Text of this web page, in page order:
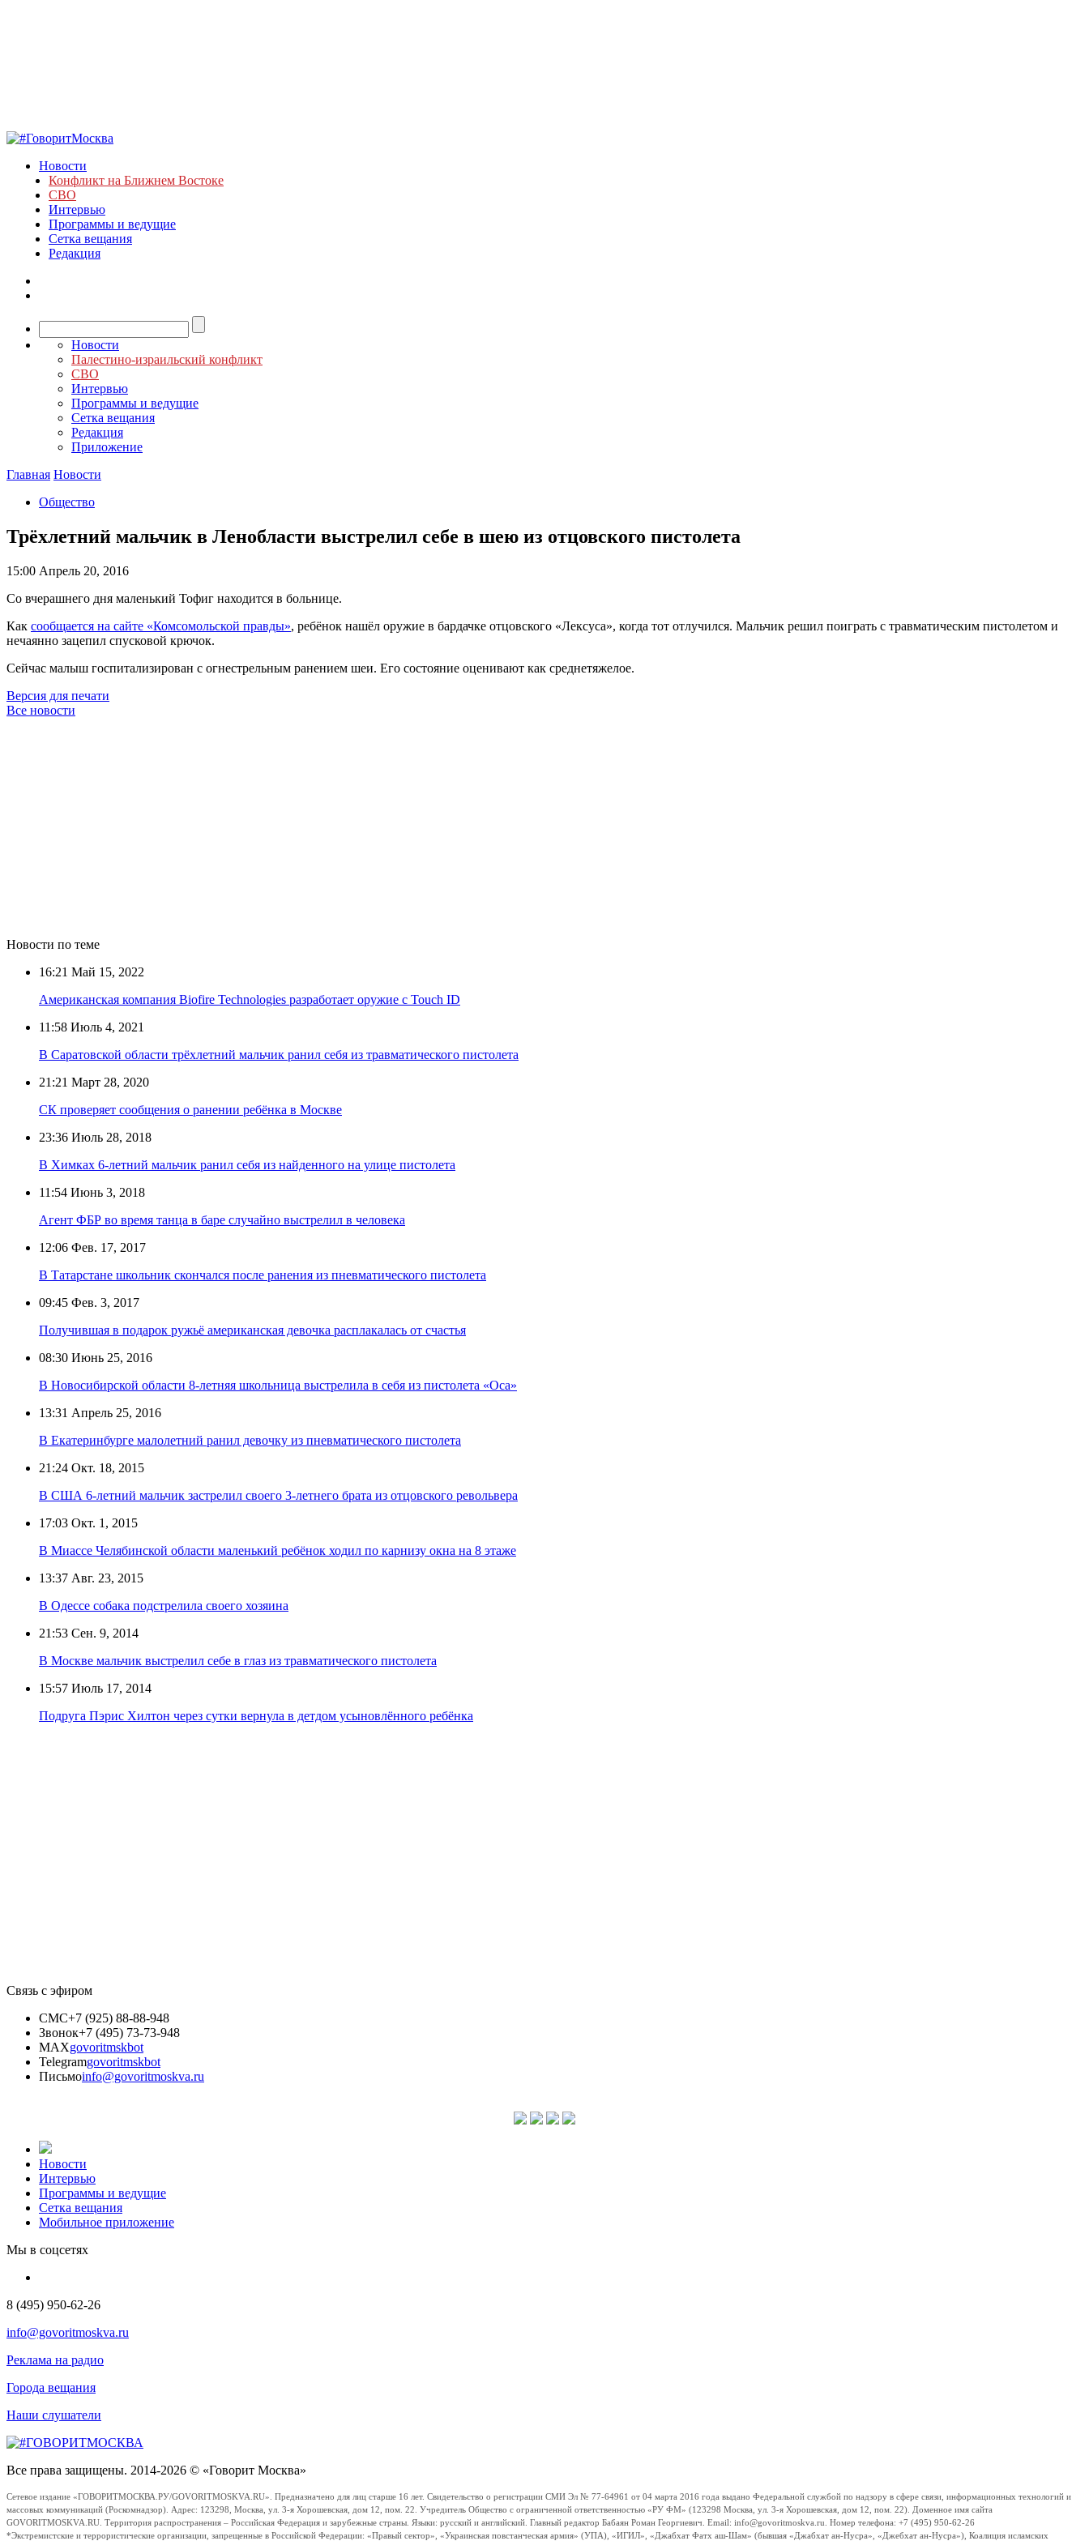
Новости
Конфликт на Ближнем Востоке
СВО
Интервью
Программы и ведущие
Сетка вещания
Редакция
Новости
Палестино-израильский конфликт
СВО
Интервью
Программы и ведущие
Сетка вещания
Редакция
Приложение
Главная Новости
Общество
Трёхлетний мальчик в Ленобласти выстрелил себе в шею из отцовского пистолета
15:00 Апрель 20, 2016
Со вчерашнего дня маленький Тофиг находится в больнице.
Как сообщается на сайте «Комсомольской правды», ребёнок нашёл оружие в бардачке отцовского «Лексуса», когда тот отлучился. Мальчик решил поиграть с травматическим пистолетом и
нечаянно зацепил спусковой крючок.
Сейчас малыш госпитализирован с огнестрельным ранением шеи. Его состояние оценивают как среднетяжелое.
Версия для печати
Все новости
Новости по теме
16:21 Май 15, 2022
Американская компания Biofire Technologies разработает оружие с Touch ID
11:58 Июль 4, 2021
В Саратовской области трёхлетний мальчик ранил себя из травматического пистолета
21:21 Март 28, 2020
СК проверяет сообщения о ранении ребёнка в Москве
23:36 Июль 28, 2018
В Химках 6-летний мальчик ранил себя из найденного на улице пистолета
11:54 Июнь 3, 2018
Агент ФБР во время танца в баре случайно выстрелил в человека
12:06 Фев. 17, 2017
В Татарстане школьник скончался после ранения из пневматического пистолета
09:45 Фев. 3, 2017
Получившая в подарок ружьё американская девочка расплакалась от счастья
08:30 Июнь 25, 2016
В Новосибирской области 8-летняя школьница выстрелила в себя из пистолета «Оса»
13:31 Апрель 25, 2016
В Екатеринбурге малолетний ранил девочку из пневматического пистолета
21:24 Окт. 18, 2015
В США 6-летний мальчик застрелил своего 3-летнего брата из отцовского револьвера
17:03 Окт. 1, 2015
В Миассе Челябинской области маленький ребёнок ходил по карнизу окна на 8 этаже
13:37 Авг. 23, 2015
В Одессе собака подстрелила своего хозяина
21:53 Сен. 9, 2014
В Москве мальчик выстрелил себе в глаз из травматического пистолета
15:57 Июль 17, 2014
Подруга Пэрис Хилтон через сутки вернула в детдом усыновлённого ребёнка
Связь с эфиром
СМС+7 (925) 88-88-948
Звонок+7 (495) 73-73-948
MAXgovoritmskbot
Telegramgovoritmskbot
Письмоinfo@govoritmoskva.ru
Новости
Интервью
Программы и ведущие
Сетка вещания
Мобильное приложение
Мы в соцсетях
8 (495) 950-62-26
info@govoritmoskva.ru
Реклама на радио
Города вещания
Наши слушатели
Все права защищены. 2014-2026 © «Говорит Москва»
Сетевое издание «ГОВОРИТМОСКВА.РУ/GOVORITMOSKVA.RU». Предназначено для лиц старше 16 лет. Свидетельство о регистрации СМИ Эл № 77-64961 от 04 марта 2016 года выдано Федеральной службой по надзору в сфере связи, информационных технологий и
массовых коммуникаций (Роскомнадзор). Адрес: 123298, Москва, ул. 3-я Хорошевская, дом 12, пом. 22. Учредитель Общество с ограниченной ответственностью «РУ ФМ» (123298 Москва, ул. 3-я Хорошевская, дом 12, пом. 22). Доменное имя сайта
GOVORITMOSKVA.RU. Территория распространения – Российская Федерация и зарубежные страны. Языки: русский и английский. Главный редактор Бабаян Роман Георгиевич. Email: info@govoritmoskva.ru. Номер телефона: +7 (495) 950-62-26
*Экстремистские и террористические организации, запрещенные в Российской Федерации: «Правый сектор», «Украинская повстанческая армия» (УПА), «ИГИЛ», «Джабхат Фатх аш-Шам» (бывшая «Джабхат ан-Нусра», «Джебхат ан-Нусра»), Коалиция исламских